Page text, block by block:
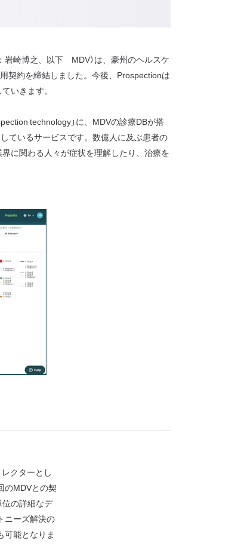
岩崎博之、以下 MDV）は、豪州のヘルスケ
契約を締結しました。今後、Prospectionは
いきます。
technology」に、MDVの診療DBが搭
ているサービスです。数億人に及ぶ患者の
に関わる人々が症状を理解したり、治療を
クターとし
のMDVとの契
の詳細なデ
ニーズ解決の
可能となりま